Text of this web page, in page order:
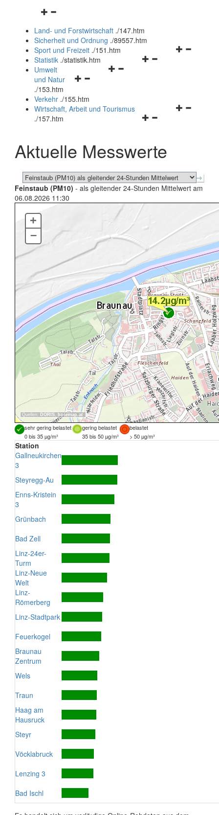
Navigationsmenü
und
schließen
Land- und Forstwirtschaft ./147.htm
Sicherheit und Ordnung ./89557.htm
Navigationsmenü
Sport und Freizeit ./151.htm
Navigationsmenü
Statistik ./statistik.htm
Navigationsmenü
und
schließen
Umwelt
und Natur
./153.htm
Verkehr ./155.htm
Navigationsmenü
schließen
Wirtschaft, Arbeit und Tourismus
./157.htm
Aktuelle Messwerte
Feinstaub (PM10) - als gleitender 24-Stunden Mittelwert am
06.08.2026 11:30
Quellen: DORIS, basemap.at
+
–
sehr gering belastet gering belastet
belastet
0 bis 35 µg/m³
35 bis 50 µg/m³ > 50 µg/m³
Station
Gallneukirchen
3
Steyregg-Au
Enns-Kristein
3
Grünbach
Bad Zell
Linz-24er-
Turm
Linz-Neue
Welt
Linz-
Römerberg
Linz-Stadtpark
Feuerkogel
Braunau
Zentrum
Wels
Traun
Haag am
Hausruck
Steyr
Vöcklabruck
Lenzing 3
Bad Ischl